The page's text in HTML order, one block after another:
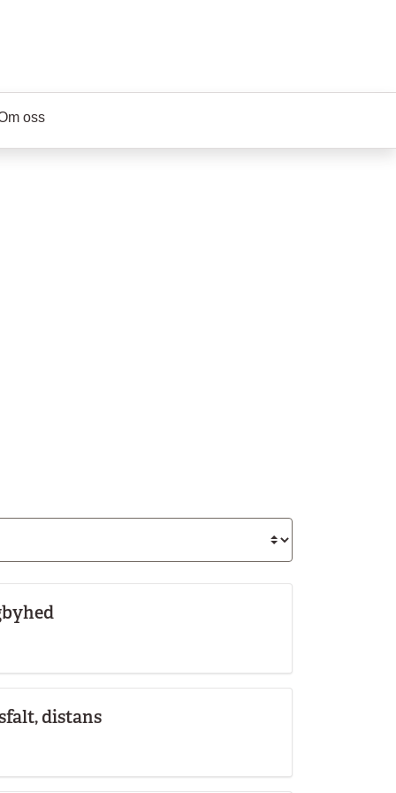
oss
distans